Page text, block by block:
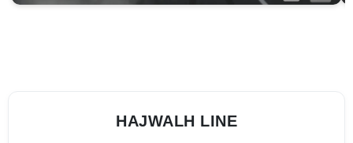
HAJWALH LINE